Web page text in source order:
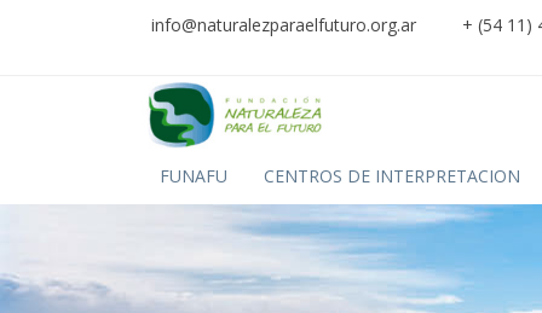
info@naturalezparaelfuturo.org.ar + (54 11)
FUNAFU CENTROS DE INTERPRETACION